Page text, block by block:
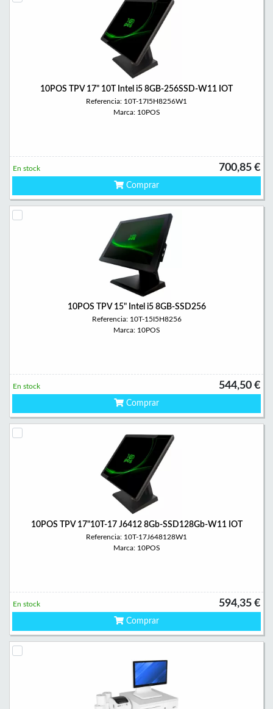
10POS TPV 17" 10T Intel i5 8GB-256SSD-W11 IOT
Referencia: 10T-17I5H8256W1
Marca: 10POS
700,85 €
En stock
Comprar
10POS TPV 15" Intel i5 8GB-SSD256
Referencia: 10T-15I5H8256
Marca: 10POS
544,50 €
En stock
Comprar
10POS TPV 17"10T-17 J6412 8Gb-SSD128Gb-W11 IOT
Referencia: 10T-17J648128W1
Marca: 10POS
594,35 €
En stock
Comprar